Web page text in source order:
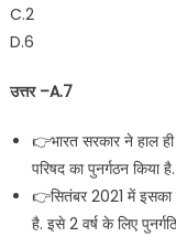
C.2
D.6
उत्तर –A.7
👉भारत सरकार ने हाल
परिषद का पुनर्गठन किया है.
👉सितंबर 2021 में इसका
है. इसे 2 वर्ष के लिए